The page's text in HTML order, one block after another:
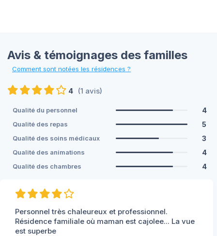
Avis & témoignages des familles
Comment sont notées les résidences ?
4 (1 avis)
Qualité du personnel 4
Qualité des repas 5
Qualité des soins médicaux 3
Qualité des animations 4
Qualité des chambres 4
Personnel très chaleureux et professionnel.
Résidence familiale où maman est cajolee... La vue
est superbe